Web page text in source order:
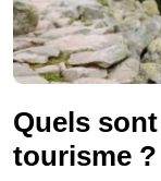
Quels
tourisme ?